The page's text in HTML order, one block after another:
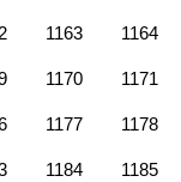
1163 1164
1170 1171
1177 1178
1184 1185